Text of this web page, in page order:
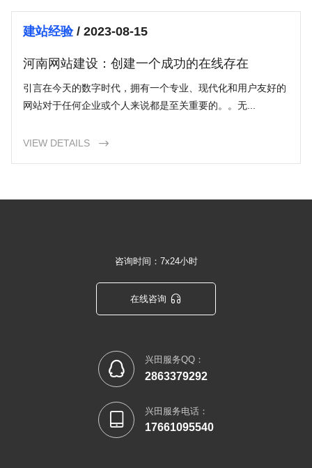
建站经验/ 2023-08-15
河南网站建设：创建一个成功的在线存在
引言在今天的数字时代，拥有一个专业、现代化和用户友好的
网站对于任何企业或个人来说都是至关重要的。。无...
VIEW DETAILS 
咨询时间：7x24小时
在线咨询 
 兴田服务QQ：
2863379292
 兴田服务电话：
17661095540